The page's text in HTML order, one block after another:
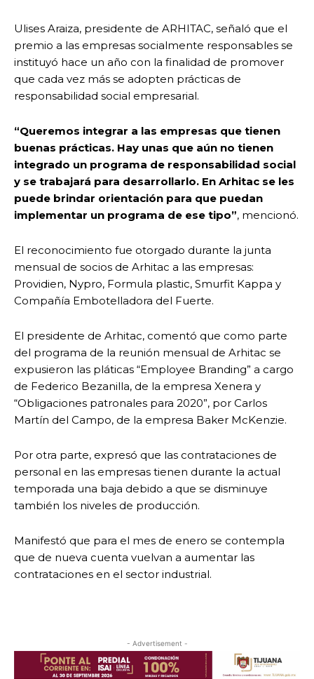
Ulises Araiza, presidente de ARHITAC, señaló que el
premio a las empresas socialmente responsables se
instituyó hace un año con la finalidad de promover
que cada vez más se adopten prácticas de
responsabilidad social empresarial.
“Queremos integrar a las empresas que tienen
buenas prácticas. Hay unas que aún no tienen
integrado un programa de responsabilidad social
y se trabajará para desarrollarlo. En Arhitac se les
puede brindar orientación para que puedan
implementar un programa de ese tipo”, mencionó.
El reconocimiento fue otorgado durante la junta
mensual de socios de Arhitac a las empresas:
Providien, Nypro, Formula plastic, Smurfit Kappa y
Compañía Embotelladora del Fuerte.
El presidente de Arhitac, comentó que como parte
del programa de la reunión mensual de Arhitac se
expusieron las pláticas “Employee Branding” a cargo
de Federico Bezanilla, de la empresa Xenera y
“Obligaciones patronales para 2020”, por Carlos
Martín del Campo, de la empresa Baker McKenzie.
Por otra parte, expresó que las contrataciones de
personal en las empresas tienen durante la actual
temporada una baja debido a que se disminuye
también los niveles de producción.
Manifestó que para el mes de enero se contempla
que de nueva cuenta vuelvan a aumentar las
contrataciones en el sector industrial.
- Advertisement -